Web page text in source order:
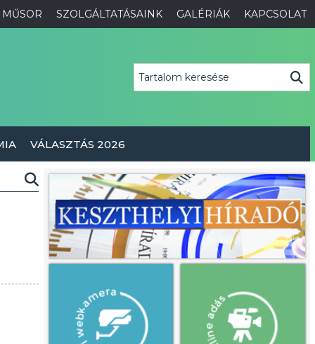
MŰSOR SZOLGÁLTATÁSAINK GALÉRIÁK KAPCSOLAT
VÁLASZTÁS 2026